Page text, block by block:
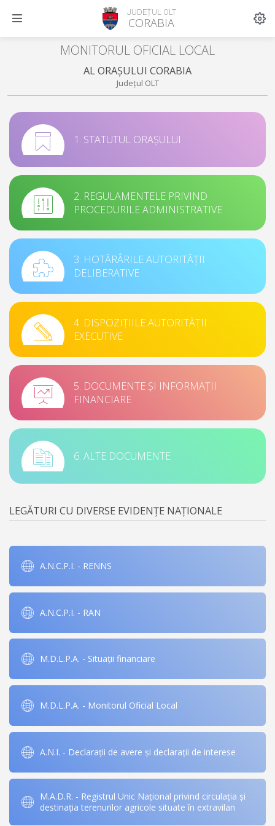
JUDEȚUL OLT
CORABIA
MONITORUL OFICIAL LOCAL
AL ORAȘULUI CORABIA
Județul OLT
1. STATUTUL ORAȘULUI
2. REGULAMENTELE PRIVIND
PROCEDURILE ADMINISTRATIVE
3. HOTĂRÂRILE AUTORITĂȚII
DELIBERATIVE
4. DISPOZIȚIILE AUTORITĂȚII
EXECUTIVE
5. DOCUMENTE ȘI INFORMAȚII
FINANCIARE
6. ALTE DOCUMENTE
LEGĂTURI CU DIVERSE EVIDENȚE NAȚIONALE
A.N.C.P.I. - RENNS
A.N.C.P.I. - RAN
M.D.L.P.A. - Situații financiare
M.D.L.P.A. - Monitorul Oficial Local
A.N.I. - Declarații de avere și declarații de interese
M.A.D.R. - Registrul Unic Național privind circulația și
destinația terenurilor agricole situate în extravilan